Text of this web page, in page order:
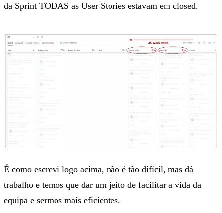
da Sprint TODAS as User Stories estavam em closed.
É como escrevi logo acima, não é tão difícil, mas dá
trabalho e temos que dar um jeito de facilitar a vida da
equipa e sermos mais eficientes.